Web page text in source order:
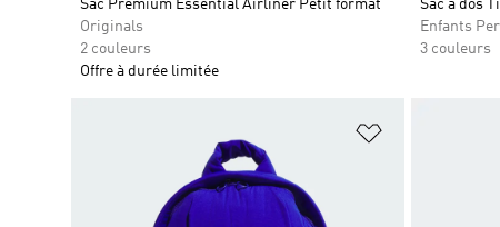
Sac Premium Essential Airliner Petit format
Originals
2 couleurs
Offre à durée limitée
Sac à dos
Enfants
3 couleurs